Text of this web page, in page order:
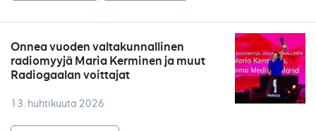
Onnea vuoden valtakunnallinen
radiomyyjä Maria Kerminen ja muut
Radiogaalan voittajat
13. huhtikuuta 2026